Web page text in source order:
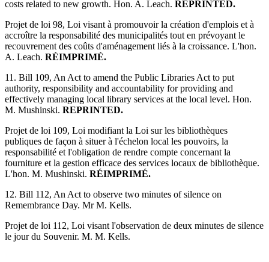
costs related to new growth. Hon. A. Leach. REPRINTED.
Projet de loi 98, Loi visant à promouvoir la création d'emplois et à
accroître la responsabilité des municipalités tout en prévoyant le
recouvrement des coûts d'aménagement liés à la croissance. L'hon.
A. Leach. RÉIMPRIMÉ.
11. Bill 109, An Act to amend the Public Libraries Act to put
authority, responsibility and accountability for providing and
effectively managing local library services at the local level. Hon.
M. Mushinski. REPRINTED.
Projet de loi 109, Loi modifiant la Loi sur les bibliothèques
publiques de façon à situer à l'échelon local les pouvoirs, la
responsabilité et l'obligation de rendre compte concernant la
fourniture et la gestion efficace des services locaux de bibliothèque.
L'hon. M. Mushinski. RÉIMPRIMÉ.
12. Bill 112, An Act to observe two minutes of silence on
Remembrance Day. Mr M. Kells.
Projet de loi 112, Loi visant l'observation de deux minutes de silence
le jour du Souvenir. M. M. Kells.